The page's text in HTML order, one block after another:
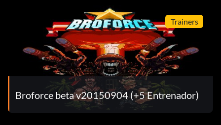
Trainers
Broforce beta v20150904 (+5 Entrenador)